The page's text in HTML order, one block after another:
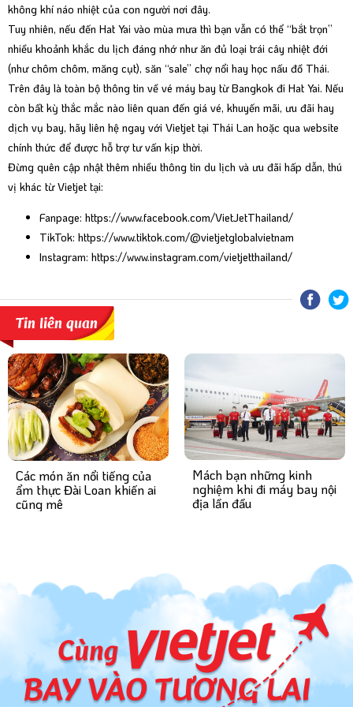
không khí náo nhiệt của con người nơi đây.
Tuy nhiên, nếu đến Hat Yai vào mùa mưa thì bạn vẫn có thể “bắt trọn”
nhiều khoảnh khắc du lịch đáng nhớ như ăn đủ loại trái cây nhiệt đới
(như chôm chôm, măng cụt), săn “sale” chợ nổi hay học nấu đồ Thái.
Trên đây là toàn bộ thông tin về vé máy bay từ Bangkok đi Hat Yai. Nếu
còn bất kỳ thắc mắc nào liên quan đến giá vé, khuyến mãi, ưu đãi hay
dịch vụ bay, hãy liên hệ ngay với Vietjet tại Thái Lan hoặc qua website
chính thức để được hỗ trợ tư vấn kịp thời.
Đừng quên cập nhật thêm nhiều thông tin du lịch và ưu đãi hấp dẫn, thú
vị khác từ Vietjet tại:
Fanpage: https://www.facebook.com/VietJetThailand/
TikTok: https://www.tiktok.com/@vietjetglobalvietnam
Instagram: https://www.instagram.com/vietjetthailand/
Tin liên quan
Các món ăn nổi tiếng của
ẩm thực Đài Loan khiến ai
cũng mê
Mách bạn những kinh
nghiệm khi đi máy bay nội
địa lần đầu